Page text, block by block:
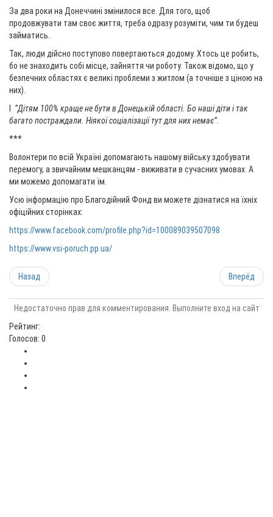
За два роки на Донеччині змінилося все. Для того, щоб
продовжувати там своє життя, треба одразу розуміти, чим ти будеш
займатись.
Так, люди дійсно поступово повертаються додому. Хтось це робить,
бо не знаходить собі місце, зайняття чи роботу. Також відомо, що у
безпечних областях є великі проблеми з житлом (а точніше з ціною на
них).
“Дітям 100% краще не бути в Донецькій області. Бо наші діти і так
багато постраждали. Ніякої соціалізації тут для них немає”.
***
Волонтери по всій Україні допомагають нашому війську здобувати
перемогу, а звичайним мешканцям - виживати в сучасних умовах. А
ми можемо допомагати їм.
Усю інформацію про Благодійний Фонд ви можете дізнатися на їхніх
офіційних сторінках:
https://www.facebook.com/profile.php?id=100089039507098
https://www.vsi-poruch.pp.ua/
Назад Вперёд
Недостаточно прав для комментирования. Выполните вход на сайт
Рейтинг:
Голосов: 0